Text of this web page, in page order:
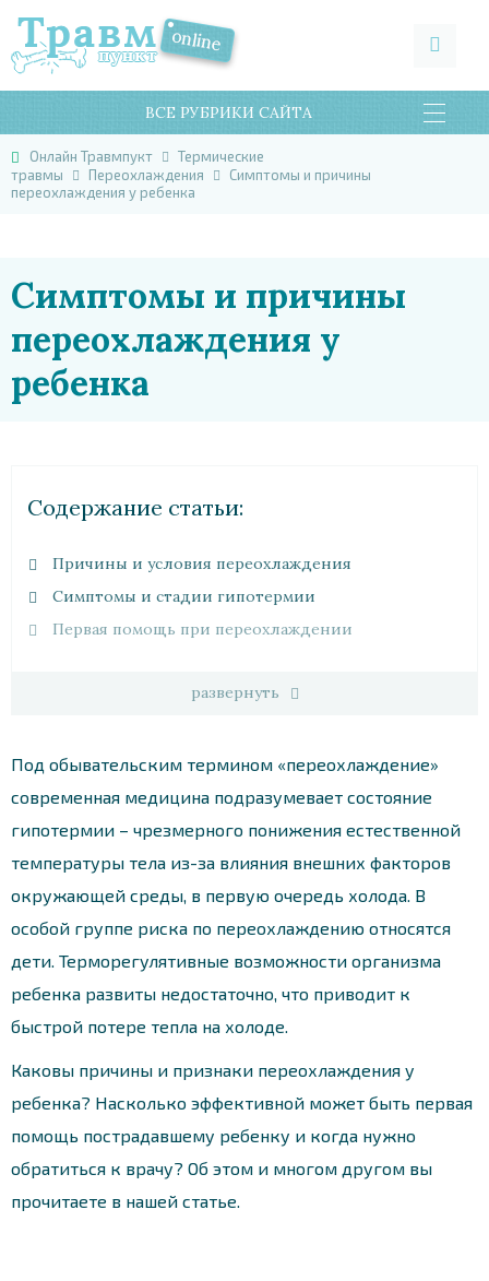
ВСЕ РУБРИКИ САЙТА
Онлайн Травмпукт
Термические
травмы
Переохлаждения
Симптомы и причины
переохлаждения у ребенка
Симптомы и причины
переохлаждения у
ребенка
Cодержание статьи:
Причины и условия переохлаждения
Симптомы и стадии гипотермии
Первая помощь при переохлаждении
развернуть
Под обывательским термином «переохлаждение»
современная медицина подразумевает состояние
гипотермии – чрезмерного понижения естественной
температуры тела из-за влияния внешних факторов
окружающей среды, в первую очередь холода. В
особой группе риска по переохлаждению относятся
дети. Терморегулятивные возможности организма
ребенка развиты недостаточно, что приводит к
быстрой потере тепла на холоде.
Каковы причины и признаки переохлаждения у
ребенка? Насколько эффективной может быть первая
помощь пострадавшему ребенку и когда нужно
обратиться к врачу? Об этом и многом другом вы
прочитаете в нашей статье.